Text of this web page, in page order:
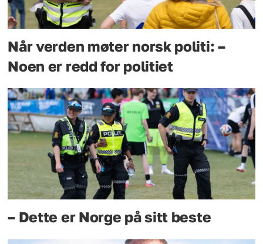
Når verden møter norsk politi: –
Noen er redd for politiet
– Dette er Norge på sitt beste